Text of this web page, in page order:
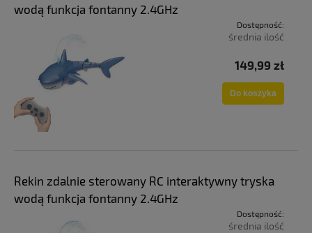
wodą funkcja fontanny 2.4GHz
Dostępność:
średnia ilość
149,99 zł
Do koszyka
Rekin zdalnie sterowany RC interaktywny tryska
wodą funkcja fontanny 2.4GHz
Dostępność:
średnia ilość